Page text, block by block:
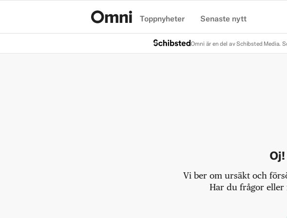
Toppnyheter Senaste nytt
Omni är en del av Schibsted Media.
Vi ber om ursäkt och
Har du frågor eller